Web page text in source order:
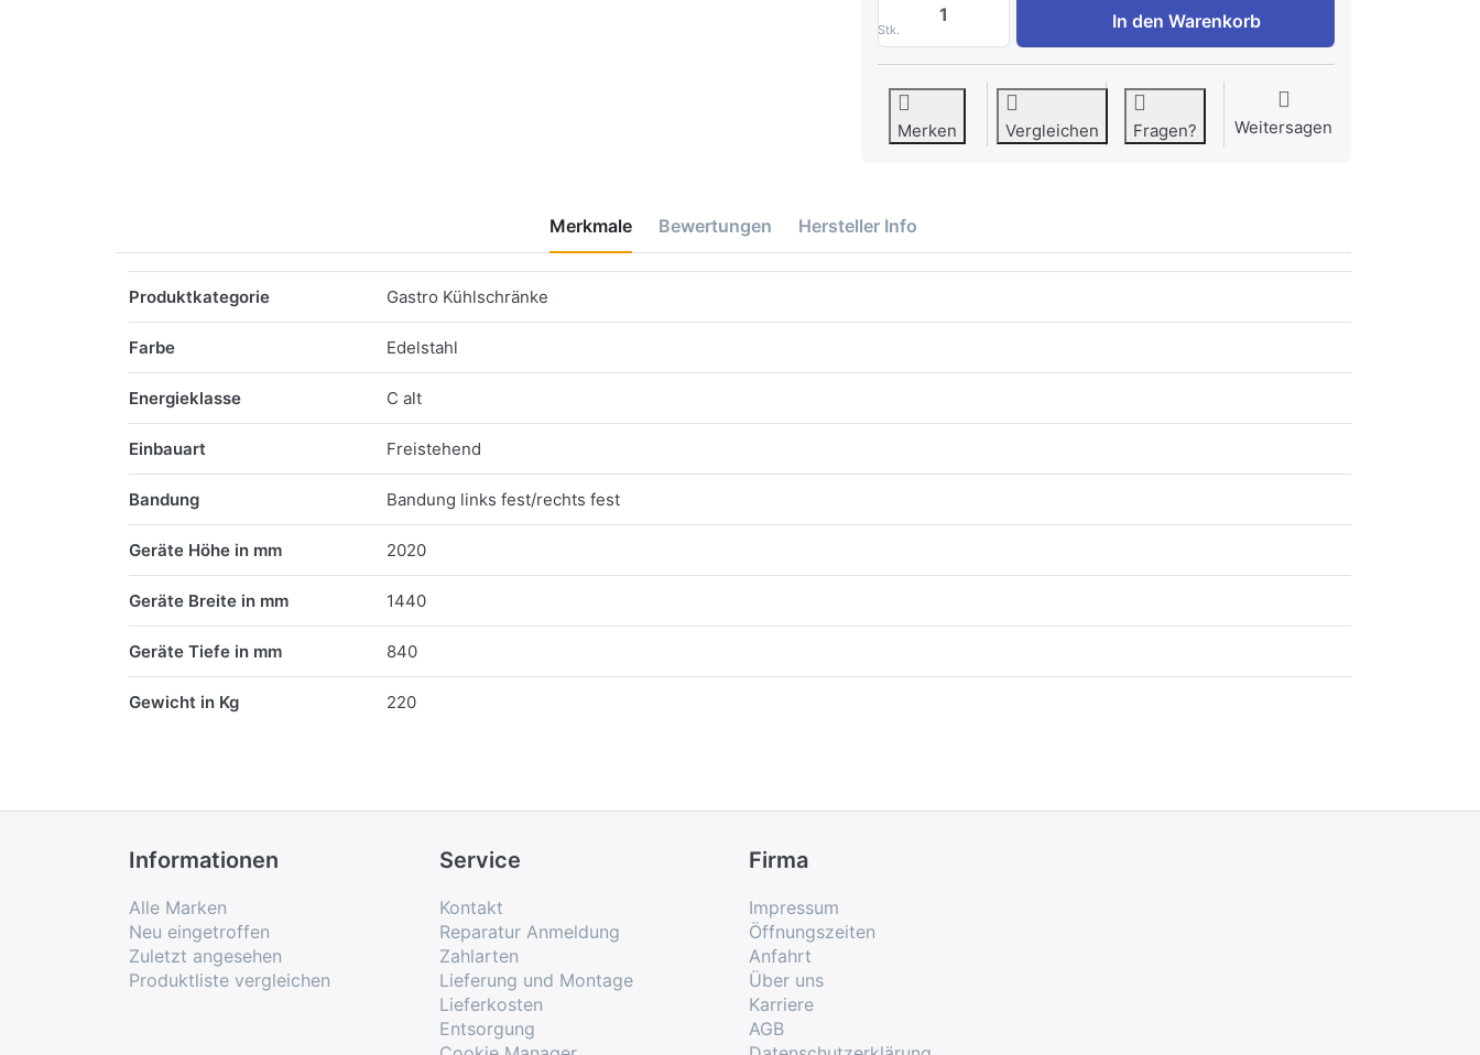
Stk.
FORS DGCV 1400 ES Gastronomie-Kühlschrank,
In den Warenkorb
Merken Vergleichen Fragen? Weitersagen
Merkmale Bewertungen Hersteller Info
Produktkategorie Gastro Kühlschränke
Farbe Edelstahl
Energieklasse C alt
Einbauart Freistehend
Bandung Bandung links fest/rechts fest
Geräte Höhe in mm 2020
Geräte Breite in mm 1440
Geräte Tiefe in mm 840
Gewicht in Kg 220
Informationen
Alle Marken
Neu eingetroffen
Zuletzt angesehen
Produktliste vergleichen
Service
Kontakt
Reparatur Anmeldung
Zahlarten
Lieferung und Montage
Lieferkosten
Entsorgung
Firma
Impressum
Öffnungszeiten
Anfahrt
Über uns
Karriere
AGB